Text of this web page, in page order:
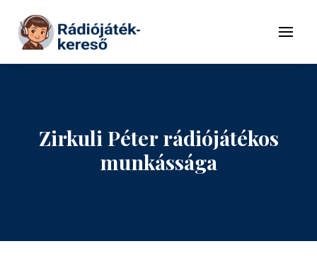
Tovább a tartalomhoz
Menü
Zirkuli Péter rádiójátékos
munkássága